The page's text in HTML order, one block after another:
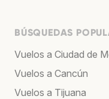
BÚSQUEDAS
Vuelos a Ciudad de
Vuelos a Cancún
Vuelos a Tijuana